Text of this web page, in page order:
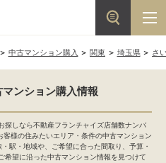
中古マンション購入 関東 埼玉県 さ
ンション購入情報
探しなら不動産フランチャイズ店舗数ナンバ
様の住みたいエリア・条件の中古マンション
駅・地域や、ご希望に合った間取り、予算・
希望に沿った中古マンション情報を見つけて